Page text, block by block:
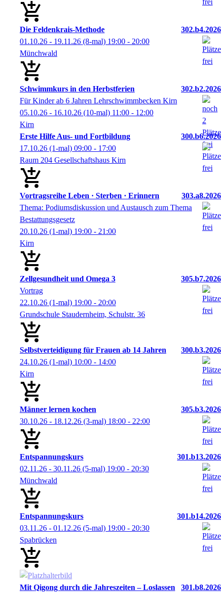
Die Feldenkrais-Methode
302.b4.2026
01.10.26 - 19.11.26 (8-mal) 19:00 - 20:00
Münchwald
Schwimmkurs in den Herbstferien
302.b2.2026
Für Kinder ab 6 Jahren Lehrschwimmbecken Kirn
05.10.26 - 16.10.26 (10-mal) 11:00 - 12:00
Kirn
Erste Hilfe Aus- und Fortbildung
300.b6.2026
17.10.26 (1-mal) 09:00 - 17:00
Raum 204 Gesellschaftshaus Kirn
Vortragsreihe Leben · Sterben · Erinnern
303.a8.2026
Thema: Podiumsdiskussion und Austausch zum Thema
Bestattungsgesetz
20.10.26 (1-mal) 19:00 - 21:00
Kirn
Zellgesundheit und Omega 3
305.b7.2026
Vortrag
22.10.26 (1-mal) 19:00 - 20:00
Grundschule Staudernheim, Schulstr. 36
Selbstverteidigung für Frauen ab 14 Jahren
300.b3.2026
24.10.26 (1-mal) 10:00 - 14:00
Kirn
Männer lernen kochen
305.b3.2026
30.10.26 - 18.12.26 (3-mal) 18:00 - 22:00
Entspannungskurs
301.b13.2026
02.11.26 - 30.11.26 (5-mal) 19:00 - 20:30
Münchwald
Entspannungskurs
301.b14.2026
03.11.26 - 01.12.26 (5-mal) 19:00 - 20:30
Spabrücken
Mit Qigong durch die Jahreszeiten – Loslassen
301.b8.2026